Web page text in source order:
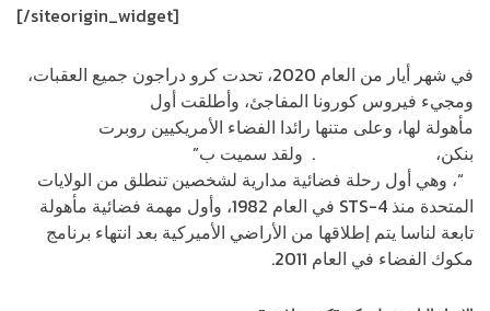
[/siteorigin_widget]
في شهر أيار من العام 2020، تحدت كرو دراجون جميع العقبات،
ومجيء فيروس كورونا المفاجئ، وأطلقت أول
مأهولة لها، وعلى متنها رائدا الفضاء الأمريكيين روبرت
بنكن،
. ولقد سميت ب”
“، وهي أول رحلة فضائية مدارية لشخصين تنطلق من الولايات
المتحدة منذ STS-4 في العام 1982، وأول مهمة فضائية مأهولة
تابعة لناسا يتم إطلاقها من الأراضي الأميركية بعد انتهاء برنامج
مكوك الفضاء في العام 2011.